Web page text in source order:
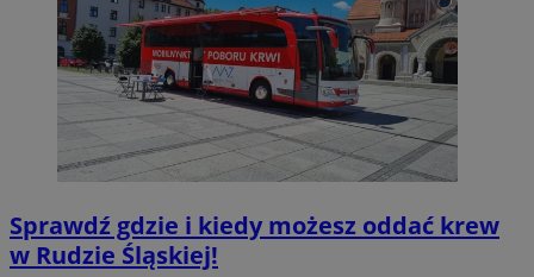
Sprawdź gdzie i kiedy możesz oddać krew
w Rudzie Śląskiej!